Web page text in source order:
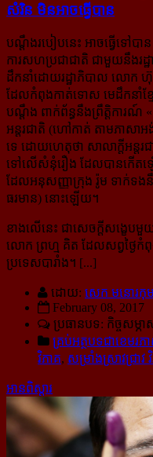
សំរិន មិន​អាច​ធ្វើ​បាន
បណ្ដឹងរបៀបនេះ អាចធ្វើទៅបាន
ការសហប្រជាជាតិ ជា​មួយ​នឹង​រដ្
ដឹកនាំ​ដោយរដ្ឋាភិបាល លោក
ដែលកំពុងកាត់ទោស មេដឹកនាំខ្មែ
បណ្ដឹង ពាក់​ព័ន្ធ​នឹង​ព្រឹត្តិការណ៍
អន្តរជាតិ (ហៅកាត់ តាមភាសា​អ
ទេ ដោយហេតុថា សាលាក្ដីអន្តរជ
ទៅ​លើ​សំនុំ​រឿង ដែលបាន​កើត​ឡើង
ដែល​អនុសញ្ញា​ក្រុង រ៉ូម ទាក់​ទង​នឹ
ធរមាន) នោះឡើយ។
ខាងលើនេះ ជាសេចក្ដីសង្ខេបមួ
លោក ព្រហ្ម គិត ដែល​សព្វ​ថ្ងៃ​កំ
ប្រទេសបារាំង។ [...]
ដោយ: សេក មនោរកុម
February 08, 2017
ប្រធានបទ: កិច្ចសម្ភា
គ្រប់អត្ថបទជាខេមរភ
វិភាគ, សម្រាំងស្រាវជ្រាវ
អានពិស្ដារ